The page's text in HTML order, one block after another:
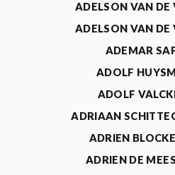
ADELSON VAN DE
ADELSON VAN DE
ADEMAR
ADOLF
ADOLF
ADRIAAN
ADRIEN
ADRIEN DE